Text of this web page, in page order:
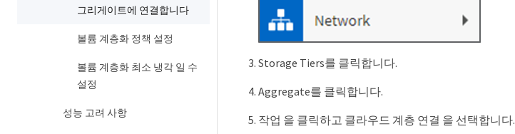
그리게이트에 연결합니다
볼륨 계층화 정책 설정
볼륨 계층화 최소 냉각 일 수
설정
성능 고려 사항
Storage Tiers를 클릭합니다.
Aggregate를 클릭합니다.
작업 을 클릭하고 클라우드 계층 연결 을 선택합니다.